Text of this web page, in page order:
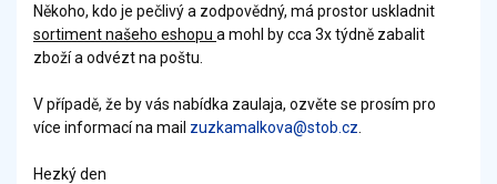
Někoho, kdo je pečlivý a zodpovědný, má prostor uskladnit
sortiment našeho eshopu a mohl by cca 3x týdně zabalit
zboží a odvézt na poštu.
V případě, že by vás nabídka zaulaja, ozvěte se prosím pro
více informací na mail zuzkamalkova@stob.cz
Hezký den